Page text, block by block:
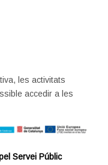
les activitats
accedir a les
Servei Públic